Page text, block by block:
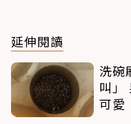
延伸閱讀
洗碗
叫」
可愛